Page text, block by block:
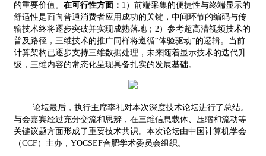
的重要价值。 在可行性方面： 1 ） 前端采集的便捷性与终端显示的
舒适性是面向普通消费者应用成功的关键， 中间环节的编码与传
输技术终将逐步突破并实现成熟落地 ； 2）参考超高清视频技术的
普及路径，三维技术的推广同样将遵循“体验驱动”的逻辑。当前
计算架构已逐步支持三维数据处理，未来随着显示技术的迭代升
级，三维内容的常态化呈现具备扎实的发展基础。
论坛最后，执行主席李礼对本次深度技术论坛进行了总结。
与会嘉宾经过充分交流和思辨，在三维信息载体、压缩和流动等
关键议题方面形成了重要技术共识。 本次论坛由中国计算机学会
（CCF）主办， YOCSEF合肥学术委员会组织。